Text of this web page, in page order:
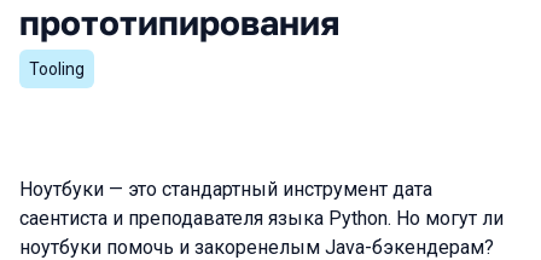
прототипирования
Tooling
Ноутбуки — это стандартный инструмент дата
саентиста и преподавателя языка Python. Но могут ли
ноутбуки помочь и закоренелым Java-бэкендерам?